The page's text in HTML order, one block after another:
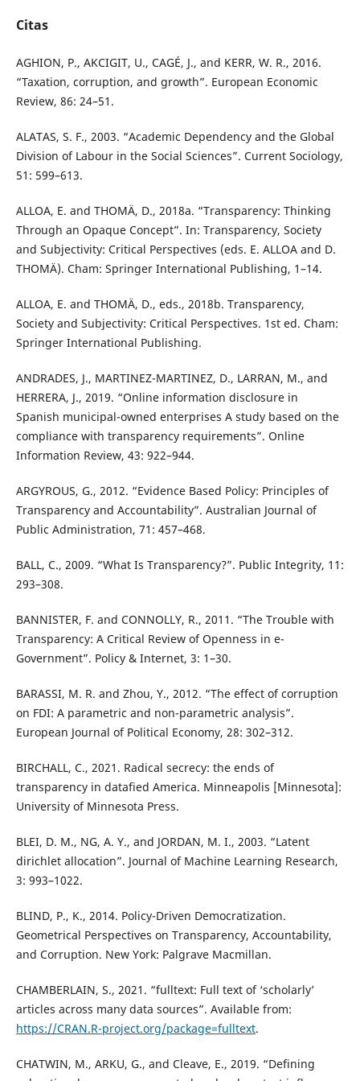
Citas
AGHION, P., AKCIGIT, U., CAGÉ, J., and KERR, W. R., 2016.
“Taxation, corruption, and growth”. European Economic
Review, 86: 24–51.
ALATAS, S. F., 2003. “Academic Dependency and the Global
Division of Labour in the Social Sciences”. Current Sociology,
51: 599–613.
ALLOA, E. and THOMÄ, D., 2018a. “Transparency: Thinking
Through an Opaque Concept”. In: Transparency, Society
and Subjectivity: Critical Perspectives (eds. E. ALLOA and D.
THOMÄ). Cham: Springer International Publishing, 1–14.
ALLOA, E. and THOMÄ, D., eds., 2018b. Transparency,
Society and Subjectivity: Critical Perspectives. 1st ed. Cham:
Springer International Publishing.
ANDRADES, J., MARTINEZ-MARTINEZ, D., LARRAN, M., and
HERRERA, J., 2019. “Online information disclosure in
Spanish municipal-owned enterprises A study based on the
compliance with transparency requirements”. Online
Information Review, 43: 922–944.
ARGYROUS, G., 2012. “Evidence Based Policy: Principles of
Transparency and Accountability”. Australian Journal of
Public Administration, 71: 457–468.
BALL, C., 2009. “What Is Transparency?”. Public Integrity, 11:
293–308.
BANNISTER, F. and CONNOLLY, R., 2011. “The Trouble with
Transparency: A Critical Review of Openness in e-
Government”. Policy & Internet, 3: 1–30.
BARASSI, M. R. and Zhou, Y., 2012. “The effect of corruption
on FDI: A parametric and non-parametric analysis”.
European Journal of Political Economy, 28: 302–312.
BIRCHALL, C., 2021. Radical secrecy: the ends of
transparency in datafied America. Minneapolis [Minnesota]:
University of Minnesota Press.
BLEI, D. M., NG, A. Y., and JORDAN, M. I., 2003. “Latent
dirichlet allocation”. Journal of Machine Learning Research,
3: 993–1022.
BLIND, P., K., 2014. Policy-Driven Democratization.
Geometrical Perspectives on Transparency, Accountability,
and Corruption. New York: Palgrave Macmillan.
CHAMBERLAIN, S., 2021. “fulltext: Full text of ‘scholarly’
articles across many data sources”. Available from:
https://CRAN.R-project.org/package=fulltext.
CHATWIN, M., ARKU, G., and Cleave, E., 2019. “Defining